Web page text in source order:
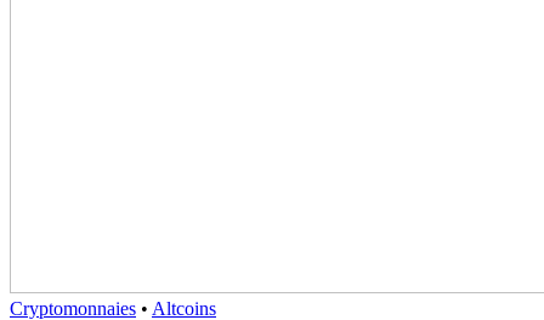
Cryptomonnaies • Altcoins